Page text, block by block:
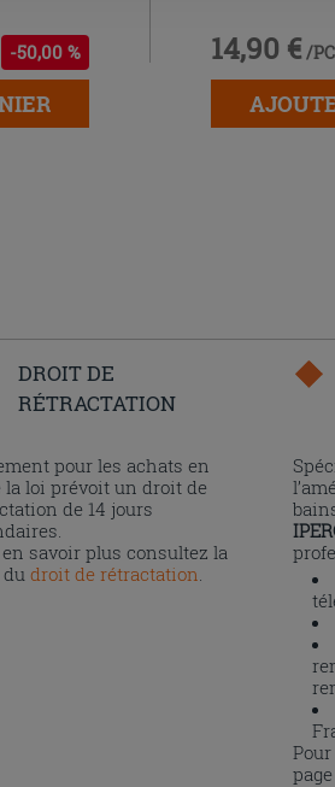
-50,00 % 14,90 € /PC
DROIT DE
RÉTRACTATION
pour les achats en
la loi prévoit un droit de
de 14 jours
savoir plus consultez la
dudroit de rétractation
page